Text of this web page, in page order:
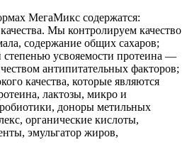
МегаМикс содержатся:
Мы контролируем качество
содержание общих сахаров;
степенью усвояемости протеина —
антипитательных факторов;
качества, которые являются
лактозы, микро и
доноры метильных
органические кислоты,
эмульгатор жиров,